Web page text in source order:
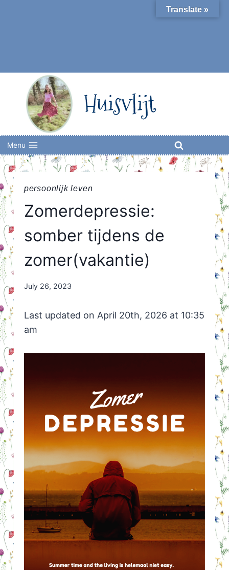
Huisvlijt
Menu
persoonlijk leven
Zomerdepressie:
somber tijdens de
zomer(vakantie)
By
July 26, 2023
Last updated on April 20th, 2026 at 10:35
am
Translate »